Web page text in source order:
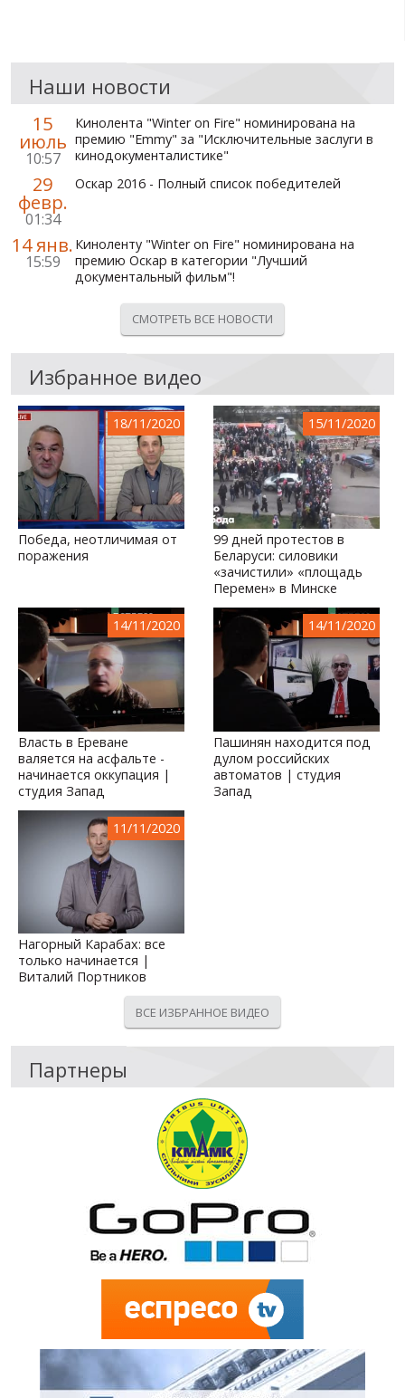
Наши новости
15
июль
10:57
Кинолента "Winter on Fire" номинирована на
премию "Emmy" за "Исключительные заслуги в
кинодокументалистике"
29
февр.
01:34
Оскар 2016 - Полный список победителей
14 янв.
15:59
Киноленту "Winter on Fire" номинирована на
премию Оскар в категории "Лучший
документальный фильм"!
СМОТРЕТЬ ВСЕ НОВОСТИ
Избранное видео
18/11/2020
Победа, неотличимая от
поражения
15/11/2020
99 дней протестов в
Беларуси: силовики
«зачистили» «площадь
Перемен» в Минске
14/11/2020
Власть в Ереване
валяется на асфальте -
начинается оккупация |
студия Запад
14/11/2020
Пашинян находится под
дулом российских
автоматов | студия
Запад
11/11/2020
Нагорный Карабах: все
только начинается |
Виталий Портников
ВСЕ ИЗБРАННОЕ ВИДЕО
Партнеры